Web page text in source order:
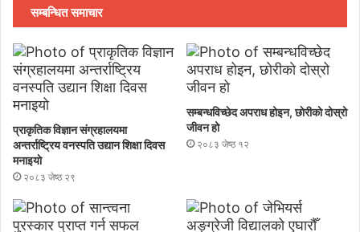
सम्बन्धित समाचार
प्राकृतिक विज्ञान संग्रहालयमा
अन्तर्राष्ट्रिय वनस्पति उद्यान शिक्षा दिवस
मनाइयाे
२०८३ जेष्ठ २९
सम्बन्धविच्छेद अपराध होइन, छाेरीकाे दोस्रो
जीवन हो
२०८३ जेष्ठ १२